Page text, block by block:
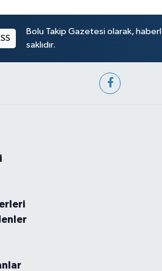
Bolu Takip Gazetesi olarak,
saklıdır.